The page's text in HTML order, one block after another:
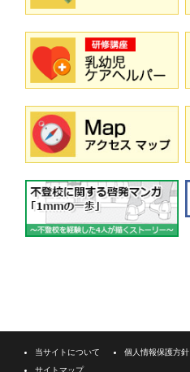
当サイトについて 個人情報保護方針